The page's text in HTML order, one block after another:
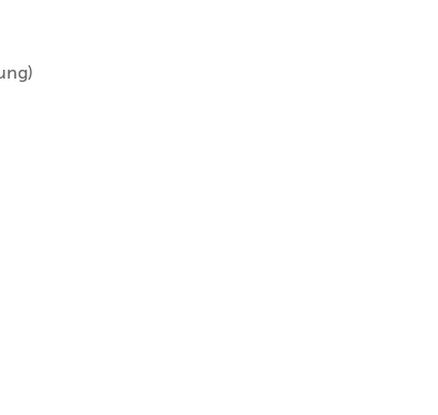
Wartelistenplätze